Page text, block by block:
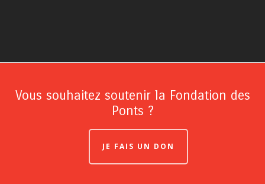
Vous souhaitez soutenir la Fondation des
Ponts ?
JE FAIS UN DON